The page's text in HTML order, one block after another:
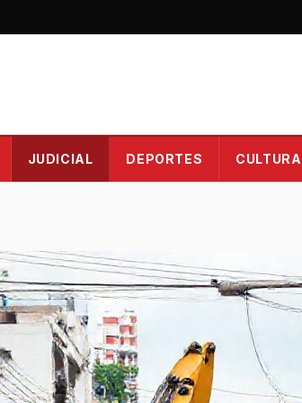
JUDICIAL DEPORTES CULTURA